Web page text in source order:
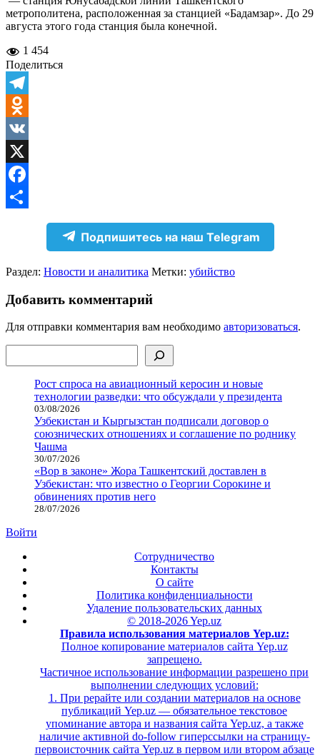
метрополитена, расположенная за станцией «Бадамзар». До 29
августа этого года станция была конечной.
1 454
Поделиться
Telegram
Odnoklassniki
VK
X
Facebook
Подпишитесь на наш Telegram
Раздел: Новости и аналитика Метки: убийство
Добавить комментарий
Для отправки комментария вам необходимо авторизоваться.
Рост спроса на авиационный керосин и новые
технологии разведки: что обсуждали у президента
03/08/2026
Узбекистан и Кыргызстан подписали договор о
союзнических отношениях и соглашение по роднику
Чашма
30/07/2026
«Вор в законе» Жора Ташкентский доставлен в
Узбекистан: что известно о Георгии Сорокине и
обвинениях против него
28/07/2026
Войти
Сотрудничество
Контакты
О сайте
Политика конфиденциальности
Удаление пользовательских данных
© 2018-2026 Yep.uz
Правила использования материалов Yep.uz:
Полное копирование материалов сайта Yep.uz
запрещено.
Частичное использование информации разрешено при
выполнении следующих условий:
1. При рерайте или создании материалов на основе
публикаций Yep.uz — обязательное текстовое
упоминание автора и названия сайта Yep.uz, а также
наличие активной do-follow гиперссылки на страницу-
первоисточник сайта Yep.uz в первом или втором абзаце